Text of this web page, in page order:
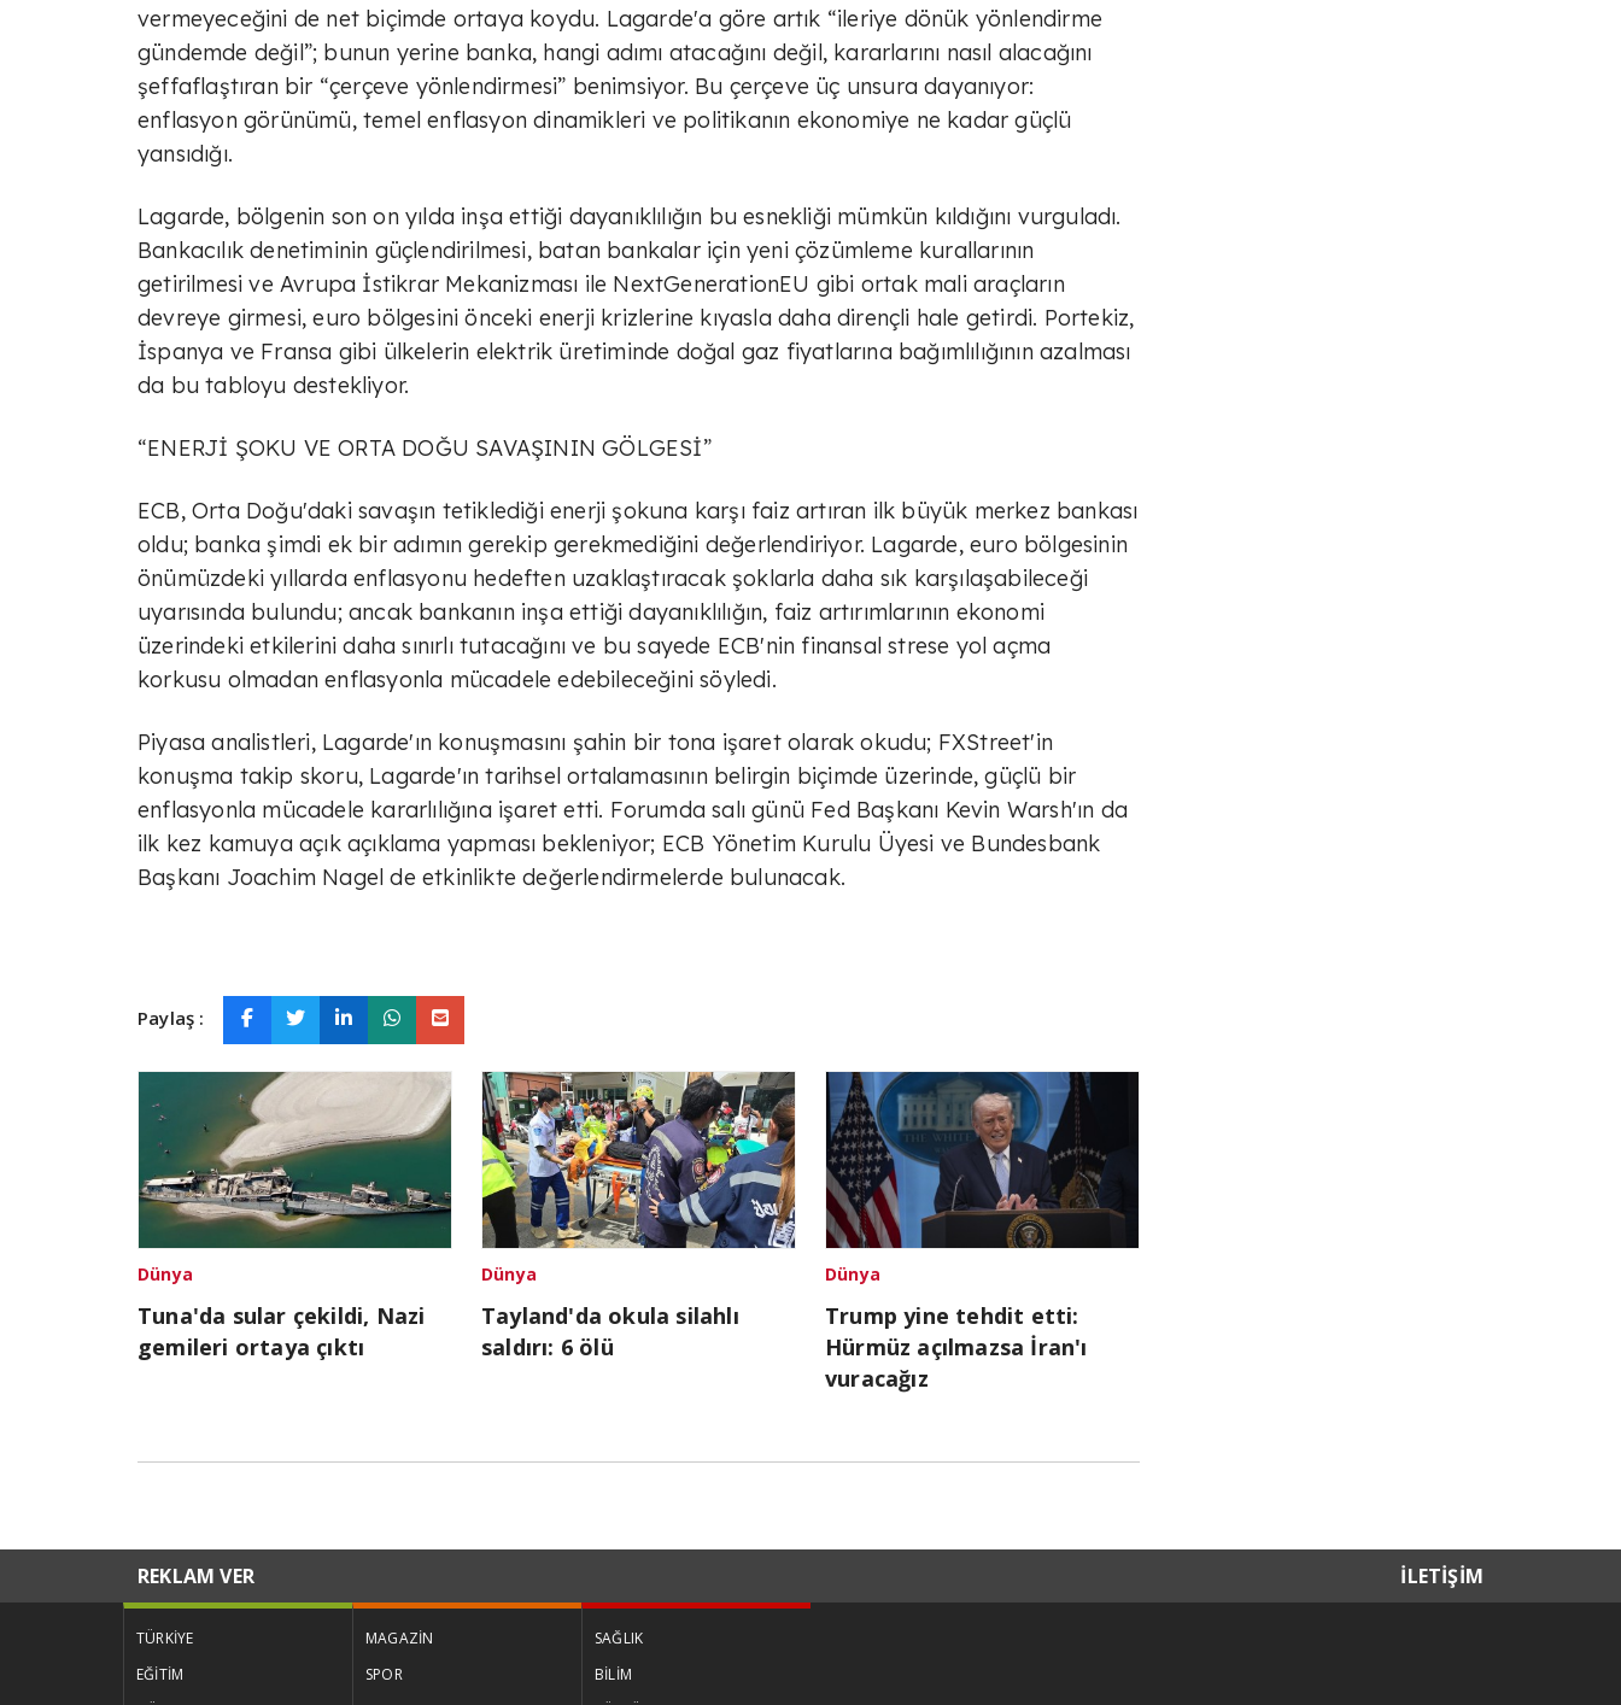
vermeyeceğini de net biçimde ortaya koydu. Lagarde'a göre artık “ileriye dönük yönlendirme
gündemde değil”; bunun yerine banka, hangi adımı atacağını değil, kararlarını nasıl alacağını
şeffaflaştıran bir “çerçeve yönlendirmesi” benimsiyor. Bu çerçeve üç unsura dayanıyor:
enflasyon görünümü, temel enflasyon dinamikleri ve politikanın ekonomiye ne kadar güçlü
yansıdığı.
Lagarde, bölgenin son on yılda inşa ettiği dayanıklılığın bu esnekliği mümkün kıldığını vurguladı.
Bankacılık denetiminin güçlendirilmesi, batan bankalar için yeni çözümleme kurallarının
getirilmesi ve Avrupa İstikrar Mekanizması ile NextGenerationEU gibi ortak mali araçların
devreye girmesi, euro bölgesini önceki enerji krizlerine kıyasla daha dirençli hale getirdi. Portekiz,
İspanya ve Fransa gibi ülkelerin elektrik üretiminde doğal gaz fiyatlarına bağımlılığının azalması
da bu tabloyu destekliyor.
“ENERJİ ŞOKU VE ORTA DOĞU SAVAŞININ GÖLGESİ”
ECB, Orta Doğu'daki savaşın tetiklediği enerji şokuna karşı faiz artıran ilk büyük merkez bankası
oldu; banka şimdi ek bir adımın gerekip gerekmediğini değerlendiriyor. Lagarde, euro bölgesinin
önümüzdeki yıllarda enflasyonu hedeften uzaklaştıracak şoklarla daha sık karşılaşabileceği
uyarısında bulundu; ancak bankanın inşa ettiği dayanıklılığın, faiz artırımlarının ekonomi
üzerindeki etkilerini daha sınırlı tutacağını ve bu sayede ECB'nin finansal strese yol açma
korkusu olmadan enflasyonla mücadele edebileceğini söyledi.
Piyasa analistleri, Lagarde'ın konuşmasını şahin bir tona işaret olarak okudu; FXStreet'in
konuşma takip skoru, Lagarde'ın tarihsel ortalamasının belirgin biçimde üzerinde, güçlü bir
enflasyonla mücadele kararlılığına işaret etti. Forumda salı günü Fed Başkanı Kevin Warsh'ın da
ilk kez kamuya açık açıklama yapması bekleniyor; ECB Yönetim Kurulu Üyesi ve Bundesbank
Başkanı Joachim Nagel de etkinlikte değerlendirmelerde bulunacak.
Paylaş :
Dünya
Tuna'da sular çekildi, Nazi
gemileri ortaya çıktı
Dünya
Tayland'da okula silahlı
saldırı: 6 ölü
Dünya
Trump yine tehdit etti:
Hürmüz açılmazsa İran'ı
vuracağız
REKLAM VER İLETİŞİM
TÜRKİYE
EĞİTİM
MAGAZİN
SPOR
SAĞLIK
BİLİM